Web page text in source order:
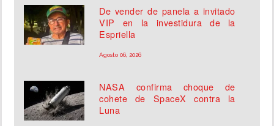
De vender de panela a invitado
VIP en la investidura de la
Espriella
Agosto 06, 2026
NASA confirma choque de
cohete de SpaceX contra la
Luna